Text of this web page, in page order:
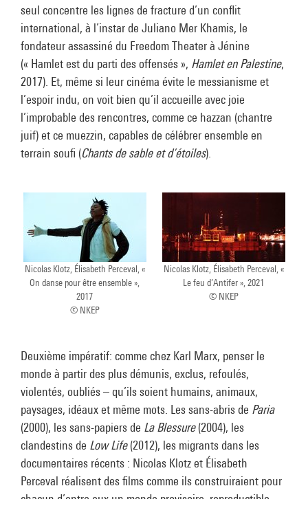
seul concentre les lignes de fracture d’un conflit
international, à l’instar de Juliano Mer Khamis, le
fondateur assassiné du Freedom Theater à Jénine
(« Hamlet est du parti des offensés », Hamlet en Palestine,
2017). Et, même si leur cinéma évite le messianisme et
l’espoir indu, on voit bien qu’il accueille avec joie
l’improbable des rencontres, comme ce hazzan (chantre
juif) et ce muezzin, capables de célébrer ensemble en
terrain soufi (Chants de sable et d’étoiles).
Nicolas Klotz, Élisabeth Perceval, «
On danse pour être ensemble »,
2017
© NKEP
Nicolas Klotz, Élisabeth Perceval, «
Le feu d’Antifer », 2021
© NKEP
Deuxième impératif: comme chez Karl Marx, penser le
monde à partir des plus démunis, exclus, refoulés,
violentés, oubliés – qu’ils soient humains, animaux,
paysages, idéaux et même mots. Les sans-abris de Paria
(2000), les sans-papiers de La Blessure(2004), les
clandestins de Low Life(2012), les migrants dans les
documentaires récents : Nicolas Klotz et Élisabeth
Perceval réalisent des films comme ils construiraient pour
chacun d’entre eux un monde provisoire, reproductible,